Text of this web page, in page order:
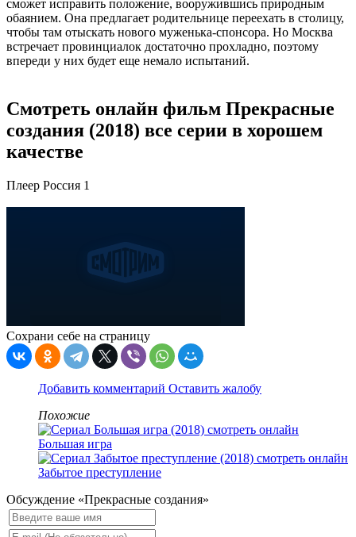
сможет исправить положение, вооружившись природным
обаянием. Она предлагает родительнице переехать в столицу,
чтобы там отыскать нового муженька-спонсора. Но Москва
встречает провинциалок достаточно прохладно, поэтому
впереди у них будет еще немало испытаний.
Смотреть онлайн фильм Прекрасные
создания (2018) все серии в хорошем
качестве
Плеер Россия 1
Сохрани себе на страницу
Добавить комментарий Оставить жалобу
Похожие
Большая игра
Забытое преступление
Обсуждение «Прекрасные создания»